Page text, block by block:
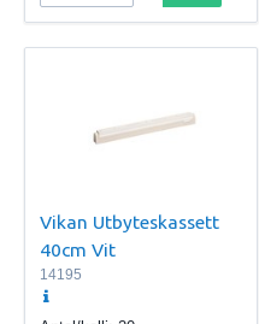
Vikan Utbyteskassett
40cm Vit
14195